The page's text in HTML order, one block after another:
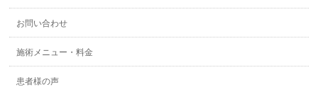
お問い合わせ
施術メニュー・料金
患者様の声